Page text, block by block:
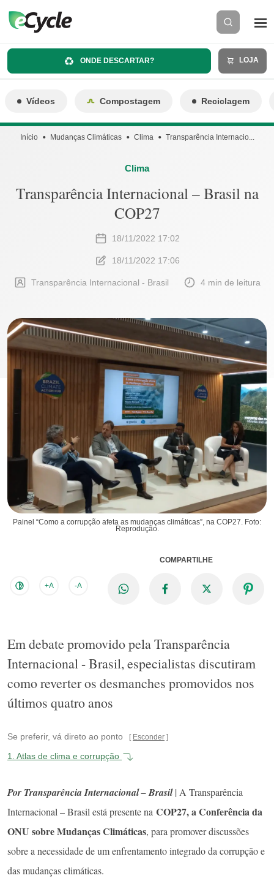
ONDE DESCARTAR? LOJA
Vídeos Compostagem Reciclagem
Início Mudanças Climáticas Clima Transparência Internacio...
Clima
Transparência Internacional – Brasil na
COP27
18/11/2022 17:02
18/11/2022 17:06
Transparência Internacional - Brasil 4 min de leitura
Painel “Como a corrupção afeta as mudanças climáticas”, na COP27. Foto:
Reprodução.
+A -A
COMPARTILHE
Em debate promovido pela Transparência
Internacional - Brasil, especialistas discutiram
como reverter os desmanches promovidos nos
últimos quatro anos
Se preferir, vá direto ao ponto Esconder
1. Atlas de clima e corrupção
Por Transparência Internacional – Brasil| A Transparência
Internacional – Brasil está presente na COP27, a Conferência da
ONU sobre Mudanças Climáticas, para promover discussões
sobre a necessidade de um enfrentamento integrado da corrupção e
das mudanças climáticas.